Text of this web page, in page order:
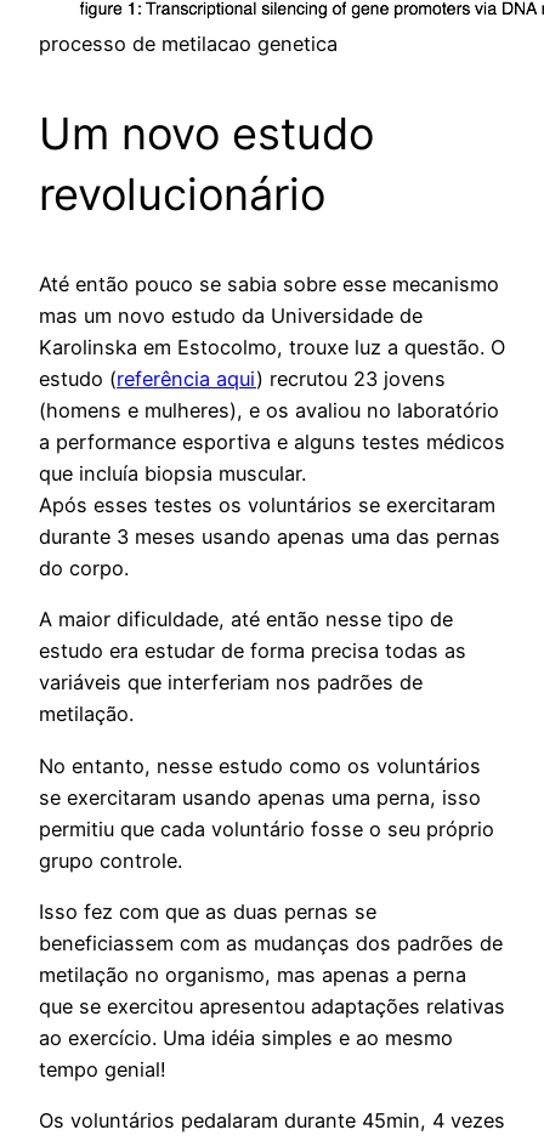
processo de metilacao genetica
Um novo estudo
revolucionário
Até então pouco se sabia sobre esse mecanismo
mas um novo estudo da Universidade de
Karolinska em Estocolmo, trouxe luz a questão. O
estudo (referência aqui) recrutou 23 jovens
(homens e mulheres), e os avaliou no laboratório
a performance esportiva e alguns testes médicos
que incluía biopsia muscular.
Após esses testes os voluntários se exercitaram
durante 3 meses usando apenas uma das pernas
do corpo.
A maior dificuldade, até então nesse tipo de
estudo era estudar de forma precisa todas as
variáveis que interferiam nos padrões de
metilação.
No entanto, nesse estudo como os voluntários
se exercitaram usando apenas uma perna, isso
permitiu que cada voluntário fosse o seu próprio
grupo controle.
Isso fez com que as duas pernas se
beneficiassem com as mudanças dos padrões de
metilação no organismo, mas apenas a perna
que se exercitou apresentou adaptações relativas
ao exercício. Uma idéia simples e ao mesmo
tempo genial!
Os voluntários pedalaram durante 45min, 4 vezes